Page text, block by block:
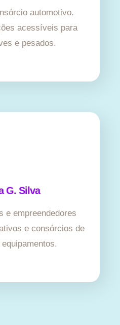
automotivo.
acessíveis para
e pesados.
G. Silva
e empreendedores
e consórcios de